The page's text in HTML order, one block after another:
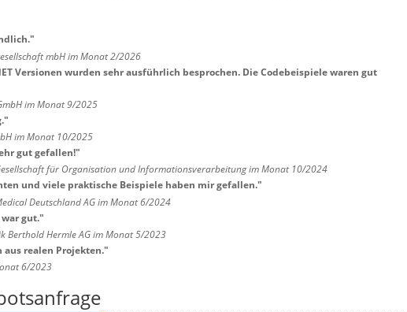
"
mbH im Monat 2/2026
Versionen wurden sehr ausführlich besprochen. Die Codebeispiele waren gut
im Monat 9/2025
"
im Monat 10/2025
gut gefallen!"
für Organisation und Informationsverarbeitung im Monat 10/2024
und viele praktische Beispiele haben mir gefallen."
Deutschland AG im Monat 6/2024
gut."
Berthold Hermle AG im Monat 5/2023
aus realen Projekten."
6/2023